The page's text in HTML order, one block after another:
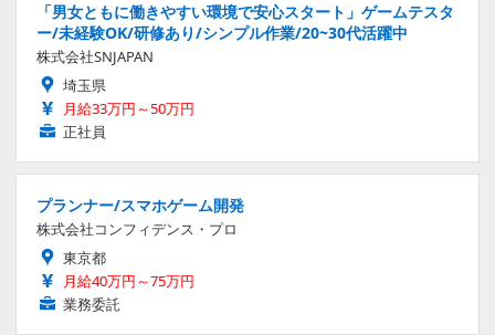
「男女ともに働きやすい環境で安心スタート」ゲームテスタ
ー/未経験OK/研修あり/シンプル作業/20~30代活躍中
株式会社SNJAPAN
埼玉県
月給33万円～50万円
正社員
プランナー/スマホゲーム開発
株式会社コンフィデンス・プロ
東京都
月給40万円～75万円
業務委託